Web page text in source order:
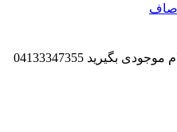
صاف
بگیرید 04133347355